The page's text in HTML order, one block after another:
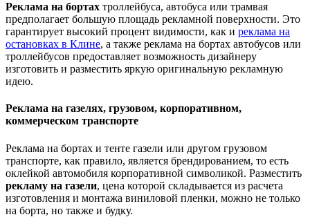
Реклама на бортах троллейбуса, автобуса или трамвая
предполагает большую площадь рекламной поверхности. Это
гарантирует высокий процент видимости, как и реклама на
остановках в Клине, а также реклама на бортах автобусов или
троллейбусов предоставляет возможность дизайнеру
изготовить и разместить яркую оригинальную рекламную
идею.
Реклама на газелях, грузовом, корпоративном,
коммерческом транспорте
Реклама на бортах и тенте газели или другом грузовом
транспорте, как правило, является брендированием, то есть
оклейкой автомобиля корпоративной символикой. Разместить
рекламу на газели, цена которой складывается из расчета
изготовления и монтажа виниловой пленки, можно не только
на борта, но также и будку.